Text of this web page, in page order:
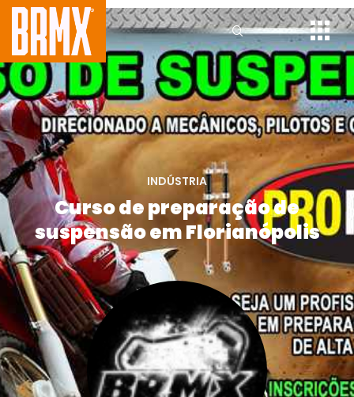
INDÚSTRIA
Curso de preparação de
suspensão em Florianópolis